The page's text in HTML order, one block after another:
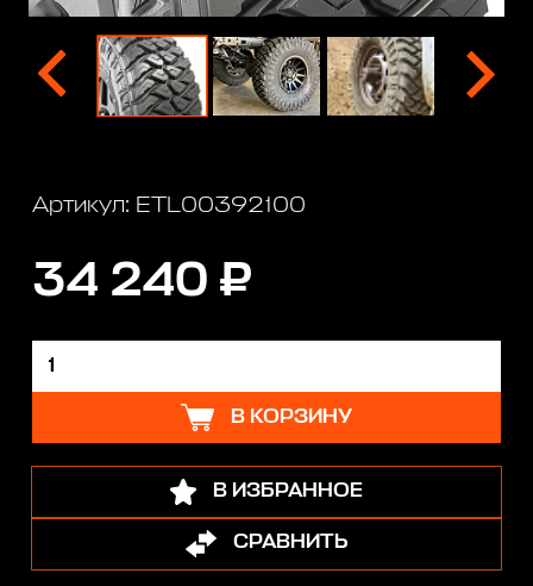
Артикул: ETL00392100
34 240 ₽
В КОРЗИНУ
В ИЗБРАННОЕ
СРАВНИТЬ